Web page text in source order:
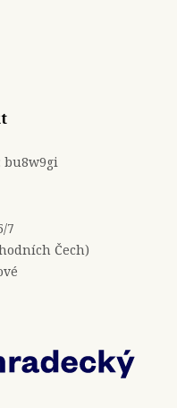
bu8w9gi
7
Čech)